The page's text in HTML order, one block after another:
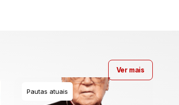
Pautas atuais
Ver mais